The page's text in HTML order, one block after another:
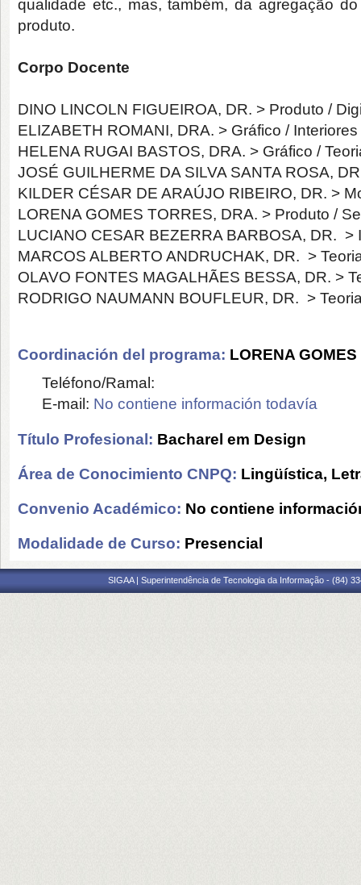
qualidade etc., mas, também, da agregação
produto.
Corpo Docente
DINO LINCOLN FIGUEIROA, DR. > Produto /
ELIZABETH ROMANI, DRA. > Gráfico / Interiores
HELENA RUGAI BASTOS, DRA. > Gráfico /
JOSÉ GUILHERME DA SILVA SANTA ROSA,
KILDER CÉSAR DE ARAÚJO RIBEIRO, DR. >
LORENA GOMES TORRES, DRA. > Produto /
LUCIANO CESAR BEZERRA BARBOSA, DR. >
MARCOS ALBERTO ANDRUCHAK, DR. >
OLAVO FONTES MAGALHÃES BESSA, DR. >
RODRIGO NAUMANN BOUFLEUR, DR. >
Coordinación del programa: LORENA
Teléfono/Ramal:
E-mail: No contiene información todavía
Título Profesional: Bacharel em Design
Área de Conocimiento CNPQ: Lingüística,
Convenio Académico: No contiene
Modalidade de Curso: Presencial
SIGAA | Superintendência de Tecnologia da Informação - (84)